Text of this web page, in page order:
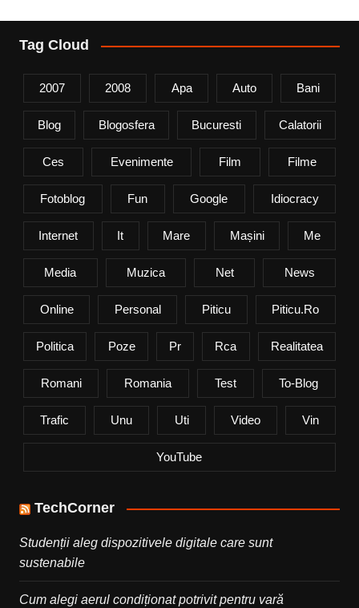
Tag Cloud
2007 2008 Apa Auto Bani
Blog Blogosfera Bucuresti Calatorii
Ces Evenimente Film Filme
Fotoblog Fun Google Idiocracy
Internet It Mare Mașini Me
Media Muzica Net News
Online Personal Piticu Piticu.ro
Politica Poze Pr Rca Realitatea
Romani Romania Test To-Blog
Trafic Unu Uti Video Vin
YouTube
TechCorner
Studenții aleg dispozitivele digitale care sunt
sustenabile
Cum alegi aerul condiționat potrivit pentru vară